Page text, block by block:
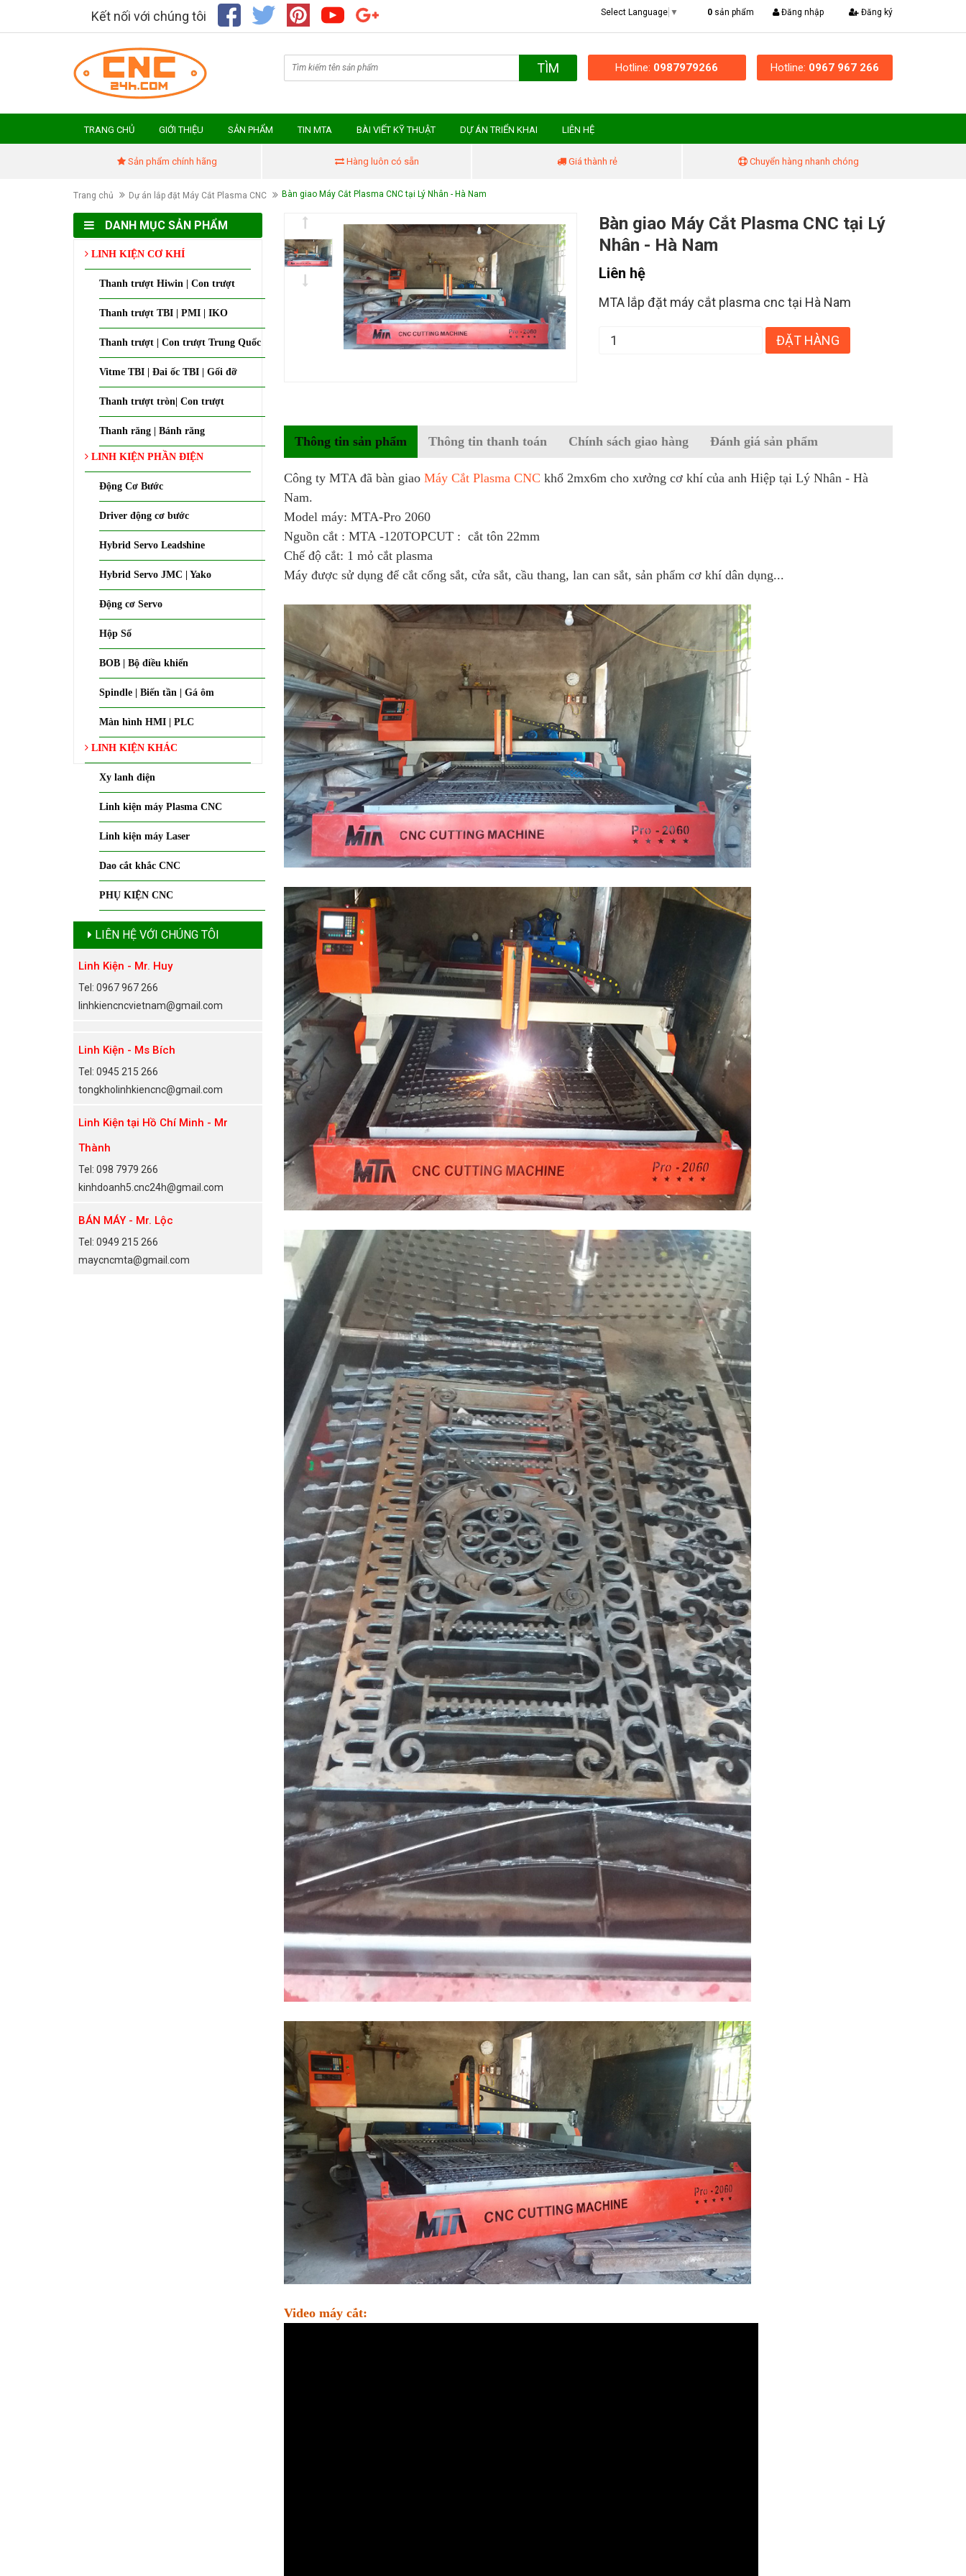
Kết nối với chúng tôi Select Language ▼ 0 sản phẩm Đăng nhập Đăng ký
TÌM Hotline: 0987979266 Hotline: 0967 967 266
TRANG CHỦ GIỚI THIỆU SẢN PHẨM TIN MTA BÀI VIẾT KỸ THUẬT DỰ ÁN TRIỂN KHAI LIÊN HỆ
Sản phẩm chính hãng Hàng luôn có sẵn Giá thành rẻ Chuyển hàng nhanh chóng
Trang chủ Dự án lắp đặt Máy Cắt Plasma CNC Bàn giao Máy Cắt Plasma CNC tại Lý Nhân - Hà Nam
DANH MỤC SẢN PHẨM
LINH KIỆN CƠ KHÍ
Thanh trượt Hiwin | Con trượt
Thanh trượt TBI | PMI | IKO
Thanh trượt | Con trượt Trung Quốc
Vitme TBI | Đai ốc TBI | Gối đỡ
Thanh trượt tròn| Con trượt
Thanh răng | Bánh răng
LINH KIỆN PHẦN ĐIỆN
Động Cơ Bước
Driver động cơ bước
Hybrid Servo Leadshine
Hybrid Servo JMC | Yako
Động cơ Servo
Hộp Số
BOB | Bộ điều khiển
Spindle | Biến tần | Gá ôm
Màn hình HMI | PLC
LINH KIỆN KHÁC
Xy lanh điện
Linh kiện máy Plasma CNC
Linh kiện máy Laser
Dao cắt khắc CNC
PHỤ KIỆN CNC
LIÊN HỆ VỚI CHÚNG TÔI
Linh Kiện - Mr. Huy
Tel: 0967 967 266
linhkiencncvietnam@gmail.com
Linh Kiện - Ms Bích
Tel: 0945 215 266
tongkholinhkiencnc@gmail.com
Linh Kiện tại Hồ Chí Minh - Mr
Thành
Tel: 098 7979 266
kinhdoanh5.cnc24h@gmail.com
BÁN MÁY - Mr. Lộc
Tel: 0949 215 266
maycncmta@gmail.com
Bàn giao Máy Cắt Plasma CNC tại Lý
Nhân - Hà Nam
Liên hệ
MTA lắp đặt máy cắt plasma cnc tại Hà Nam
ĐẶT HÀNG
Thông tin sản phẩm Thông tin thanh toán Chính sách giao hàng Đánh giá sản phẩm
Công ty MTA đã bàn giao Máy Cắt Plasma CNC khổ 2mx6m cho xưởng cơ khí của anh Hiệp tại Lý Nhân - Hà
Nam.
Model máy: MTA-Pro 2060
Nguồn cắt : MTA -120TOPCUT : cắt tôn 22mm
Chế độ cắt: 1 mỏ cắt plasma
Máy được sử dụng để cắt cổng sắt, cửa sắt, cầu thang, lan can sắt, sản phẩm cơ khí dân dụng...
Video máy cắt: